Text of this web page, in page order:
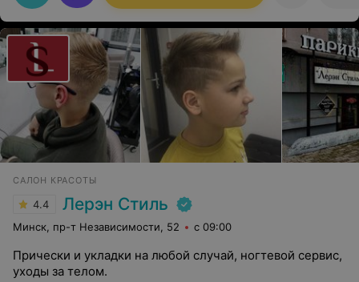
САЛОН КРАСОТЫ
4.4 Лерэн Стиль
Минск, пр-т Независимости, 52 с 09:00
Прически и укладки на любой случай, ногтевой сервис,
уходы за телом.